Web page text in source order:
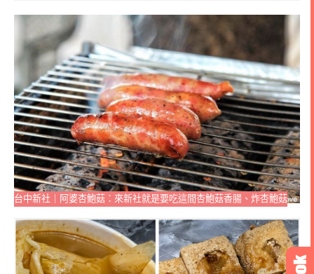
台中新社｜阿婆杏鮑菇：來新社就是要吃這間杏鮑菇香腸、炸杏鮑菇